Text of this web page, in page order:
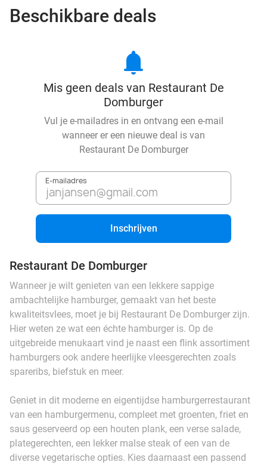
Beschikbare deals
notifications
Mis geen deals van Restaurant De
Domburger
Vul je e-mailadres in en ontvang een e-mail
wanneer er een nieuwe deal is van
Restaurant De Domburger
E-mailadres
Inschrijven
Restaurant De Domburger
Wanneer je wilt genieten van een lekkere sappige
ambachtelijke hamburger, gemaakt van het beste
kwaliteitsvlees, moet je bij Restaurant De Domburger zijn.
Hier weten ze wat een échte hamburger is. Op de
uitgebreide menukaart vind je naast een flink assortiment
hamburgers ook andere heerlijke vleesgerechten zoals
spareribs, biefstuk en meer.
Geniet in dit moderne en eigentijdse hamburgerrestaurant
van een hamburgermenu, compleet met groenten, friet en
saus geserveerd op een houten plank, een verse salade,
plategerechten, een lekker malse steak of een van de
diverse vegetarische opties. Kies daarnaast een passend